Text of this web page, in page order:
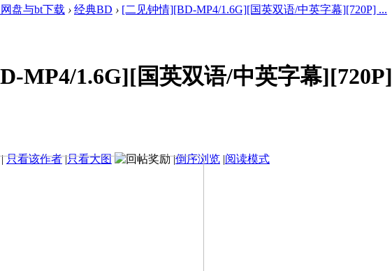
盘与bt下载 › 经典BD › [二见钟情][BD-MP4/1.6G][国英双语/中英字幕][720P] ...
MP4/1.6G][国英双语/中英字幕][720P]
| 只看该作者 |只看大图 |倒序浏览 |阅读模式